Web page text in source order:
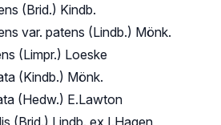
(Brid.) Kindb.
var. patens (Lindb.) Mönk.
(Limpr.) Loeske
(Kindb.) Mönk.
(Hedw.) E.Lawton
(Brid.) Lindb. ex I.Hagen